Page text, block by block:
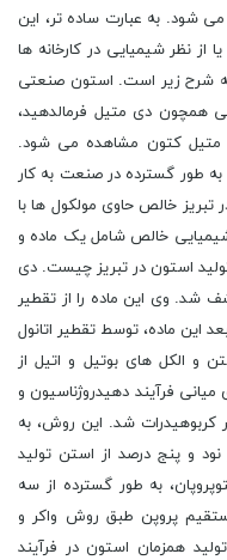
شود. به عبارت ساده تر، این
از نظر شیمیایی در کارخانه ها
به شرح زیر است. استون صنعتی
همچون دی متیل فرمالدهید،
متیل کتون مشاهده می شود.
طور گسترده در صنعت به کار
خالص حاوی مولکول ها با
خالص شامل یک ماده و
استون در تبریز چیست. دی
شد. وی این ماده را از تقطیر
ماده، توسط تقطیر اتانول
و الکل های بوتیل و اتیل از
فرآیند دهیدروژناسیون و
کربوهیدرات شد. این روش، به
و پنج درصد از استن تولید
به طور گسترده از سه
پروپن طبق روش واکر و
همزمان استون در فرآیند